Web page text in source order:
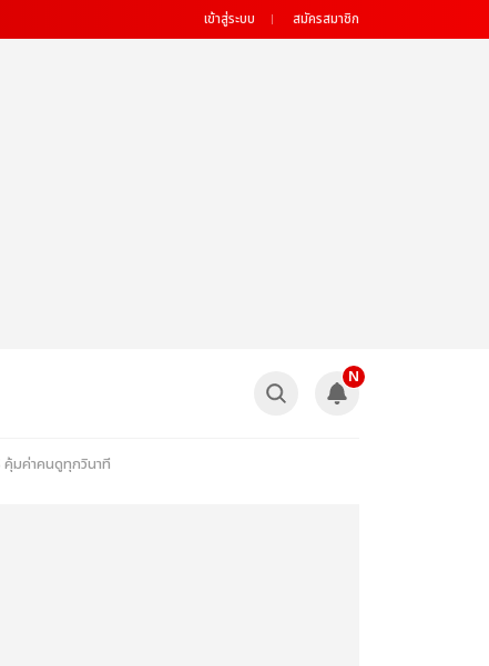
เข้าสู่ระบบ สมัครสมาชิก
N
คุ้มค่าคนดูทุกวินาที